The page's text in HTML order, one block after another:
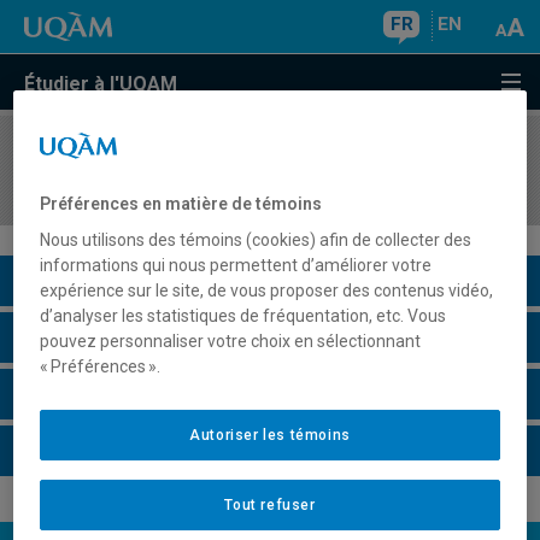
FR EN
Étudier à l'UQAM
COURS//
Description du cours
Horaire - Été 2026
Préférences en matière de témoins
Nous utilisons des témoins (cookies) afin de collecter des
informations qui nous permettent d’améliorer votre
expérience sur le site, de vous proposer des contenus vidéo,
d’analyser les statistiques de fréquentation, etc. Vous
pouvez personnaliser votre choix en sélectionnant
« Préférences ».
Tout refuser
Autoriser les témoins